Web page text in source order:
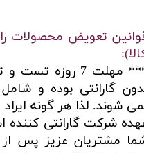
*** مهلت 7 روزه
گارانتی بوده و
شوند. لذا هر گونه
شرکت گارانتی
مشتریان عزیز پس